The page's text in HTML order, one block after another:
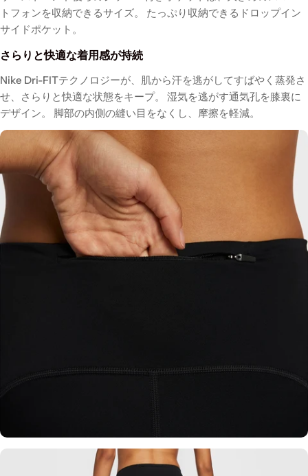
トフォンを収納できるサイズ。 たっぷり収納できるドロップイン
サイドポケット。
さらりと快適な着用感が持続
Nike Dri-FITテクノロジーが、肌から汗を逃がしてすばやく蒸発さ
せ、さらりと快適な状態をキープ。 湿気を逃がす通気孔を膝裏に
デザイン。 脚部の内側の縫い目をなくし、摩擦を軽減。